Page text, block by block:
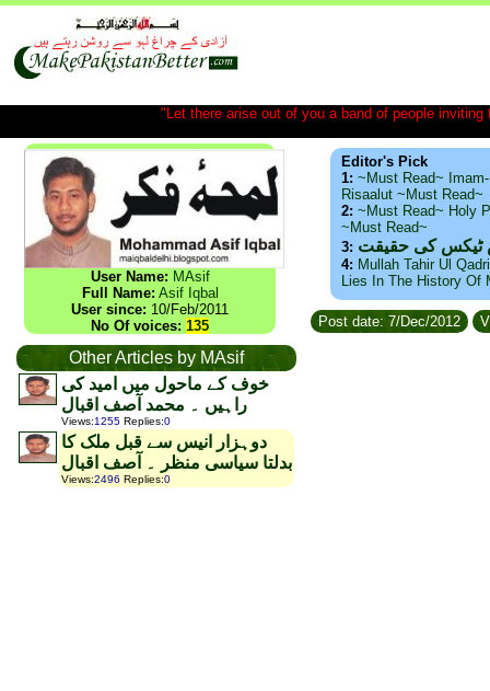
"Let there arise out of you a band of people
User Name: MAsif
Full Name: Asif Iqbal
User since: 10/Feb/2011
No Of voices: 135
Other Articles by MAsif
خوف کے ماحول میں امید کی
راہیں ۔ محمد آصف اقبال
Views:1255 Replies:0
دوہزار انیس سے قبل ملک کا
بدلتا سیاسی منظر ۔ آصف اقبال
Views:2496 Replies:0
Editor's Pick
1: ~Must Read~
Risaalut ~Must Read~
2: ~Must Read~ Holy
~Must Read~
3: ٹیکس کی حقیقت
4: Mullah Tahir Ul
Lies In The History Of
Post date: 7/Dec/2012